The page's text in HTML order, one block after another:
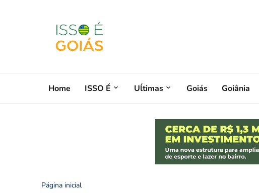
Home ISSO É Uĺtimas Goiás Goiânia
Página inicial